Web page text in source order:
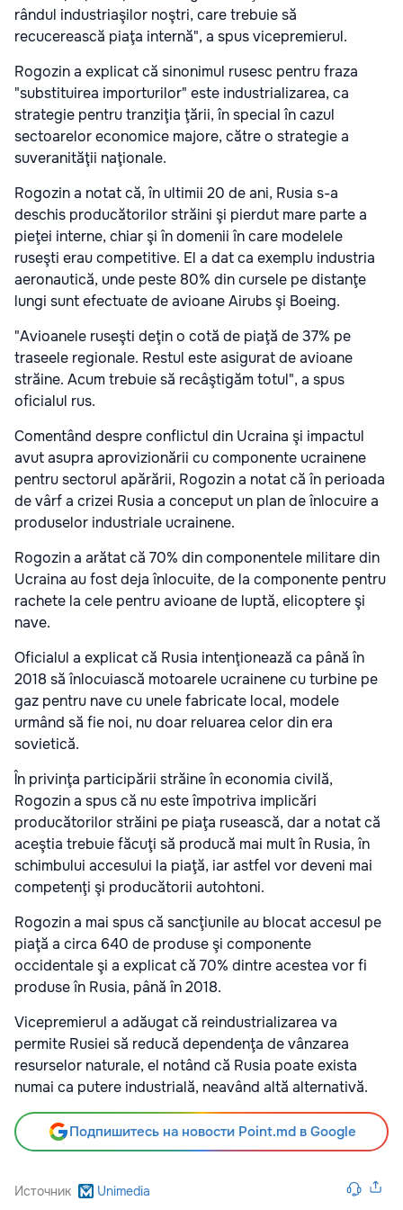
rândul industriaşilor noştri, care trebuie să
recucerească piaţa internă", a spus vicepremierul.
Rogozin a explicat că sinonimul rusesc pentru fraza
"substituirea importurilor" este industrializarea, ca
strategie pentru tranziţia ţării, în special în cazul
sectoarelor economice majore, către o strategie a
suveranităţii naţionale.
Rogozin a notat că, în ultimii 20 de ani, Rusia s-a
deschis producătorilor străini şi pierdut mare parte a
pieţei interne, chiar şi în domenii în care modelele
ruseşti erau competitive. El a dat ca exemplu industria
aeronautică, unde peste 80% din cursele pe distanţe
lungi sunt efectuate de avioane Airubs şi Boeing.
"Avioanele ruseşti deţin o cotă de piaţă de 37% pe
traseele regionale. Restul este asigurat de avioane
străine. Acum trebuie să recâştigăm totul", a spus
oficialul rus.
Comentând despre conflictul din Ucraina şi impactul
avut asupra aprovizionării cu componente ucrainene
pentru sectorul apărării, Rogozin a notat că în perioada
de vârf a crizei Rusia a conceput un plan de înlocuire a
produselor industriale ucrainene.
Rogozin a arătat că 70% din componentele militare din
Ucraina au fost deja înlocuite, de la componente pentru
rachete la cele pentru avioane de luptă, elicoptere şi
nave.
Oficialul a explicat că Rusia intenţionează ca până în
2018 să înlocuiască motoarele ucrainene cu turbine pe
gaz pentru nave cu unele fabricate local, modele
urmând să fie noi, nu doar reluarea celor din era
sovietică.
În privinţa participării străine în economia civilă,
Rogozin a spus că nu este împotriva implicări
producătorilor străini pe piaţa rusească, dar a notat că
aceştia trebuie făcuţi să producă mai mult în Rusia, în
schimbului accesului la piaţă, iar astfel vor deveni mai
competenţi şi producătorii autohtoni.
Rogozin a mai spus că sancţiunile au blocat accesul pe
piaţă a circa 640 de produse şi componente
occidentale şi a explicat că 70% dintre acestea vor fi
produse în Rusia, până în 2018.
Vicepremierul a adăugat că reindustrializarea va
permite Rusiei să reducă dependenţa de vânzarea
resurselor naturale, el notând că Rusia poate exista
numai ca putere industrială, neavând altă alternativă.
Подпишитесь на новости Point.md в Google
Источник Unimedia